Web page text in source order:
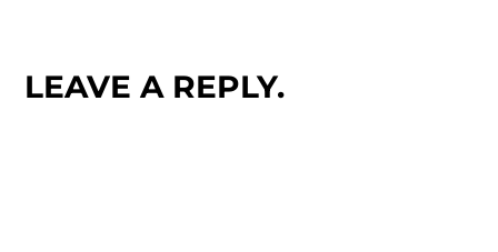
LEAVE A REPLY.